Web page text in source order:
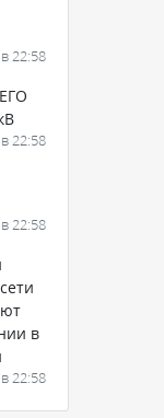
22:58
22:58
22:58
в
22:58